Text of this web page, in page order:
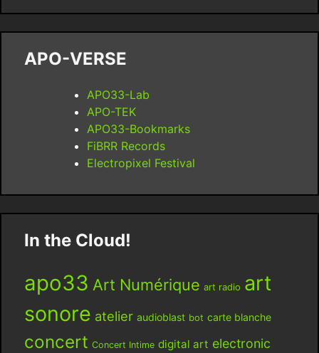
APO-VERSE
APO33-Lab
APO-TEK
APO33-Bookmarks
FiBRR Records
Electropixel Festival
In the Cloud!
apo33 Art Numérique art radio art
sonore atelier audioblast bot carte blanche
concert Concert Intime digital art electronic